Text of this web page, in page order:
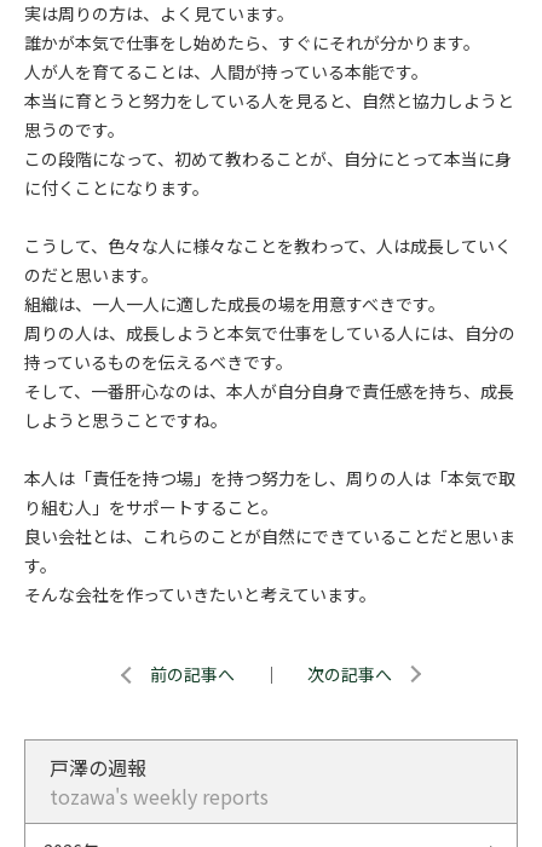
実は周りの方は、よく見ています。
誰かが本気で仕事をし始めたら、すぐにそれが分かります。
人が人を育てることは、人間が持っている本能です。
本当に育とうと努力をしている人を見ると、自然と協力しようと
思うのです。
この段階になって、初めて教わることが、自分にとって本当に身
に付くことになります。
こうして、色々な人に様々なことを教わって、人は成長していく
のだと思います。
組織は、一人一人に適した成長の場を用意すべきです。
周りの人は、成長しようと本気で仕事をしている人には、自分の
持っているものを伝えるべきです。
そして、一番肝心なのは、本人が自分自身で責任感を持ち、成長
しようと思うことですね。
本人は「責任を持つ場」を持つ努力をし、周りの人は「本気で取
り組む人」をサポートすること。
良い会社とは、これらのことが自然にできていることだと思いま
す。
そんな会社を作っていきたいと考えています。
前の記事へ ｜ 次の記事へ
戸澤の週報
tozawa's weekly reports